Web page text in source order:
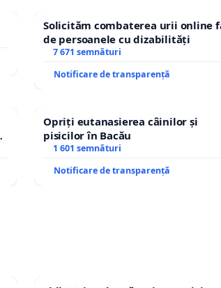
Solicităm combaterea urii online
de persoanele cu dizabilități
7 671 semnături
Notificare de transparență
Opriți eutanasierea câinilor și
pisicilor în Bacău
1 601 semnături
Notificare de transparență